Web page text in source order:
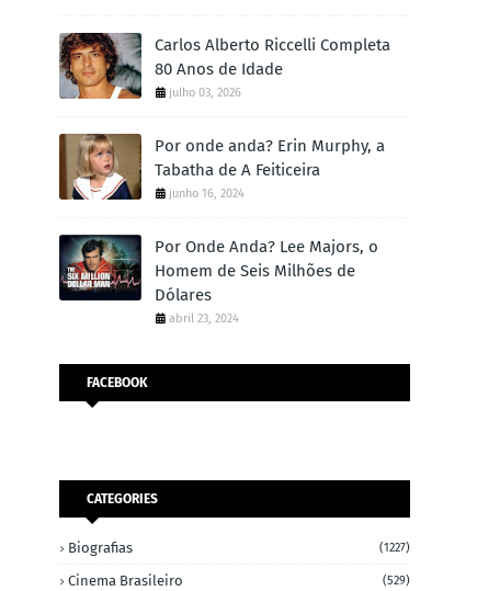
Carlos Alberto Riccelli Completa
80 Anos de Idade
julho 03, 2026
Por onde anda? Erin Murphy, a
Tabatha de A Feiticeira
junho 16, 2024
Por Onde Anda? Lee Majors, o
Homem de Seis Milhões de
Dólares
abril 23, 2024
FACEBOOK
CATEGORIES
Biografias (1227)
Cinema Brasileiro (529)